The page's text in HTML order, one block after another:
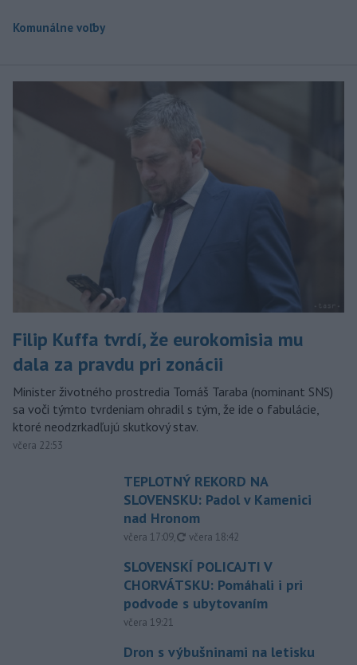
Komunálne voľby
Filip Kuffa tvrdí, že eurokomisia mu
dala za pravdu pri zonácii
Minister životného prostredia Tomáš Taraba (nominant SNS)
sa voči týmto tvrdeniam ohradil s tým, že ide o fabulácie,
ktoré neodzrkadľujú skutkový stav.
včera 22:53
TEPLOTNÝ REKORD NA
SLOVENSKU: Padol v Kamenici
nad Hronom
včera 17:09, aktualizované
včera 18:42
SLOVENSKÍ POLICAJTI V
CHORVÁTSKU: Pomáhali i pri
podvode s ubytovaním
včera 19:21
Dron s výbušninami na letisku